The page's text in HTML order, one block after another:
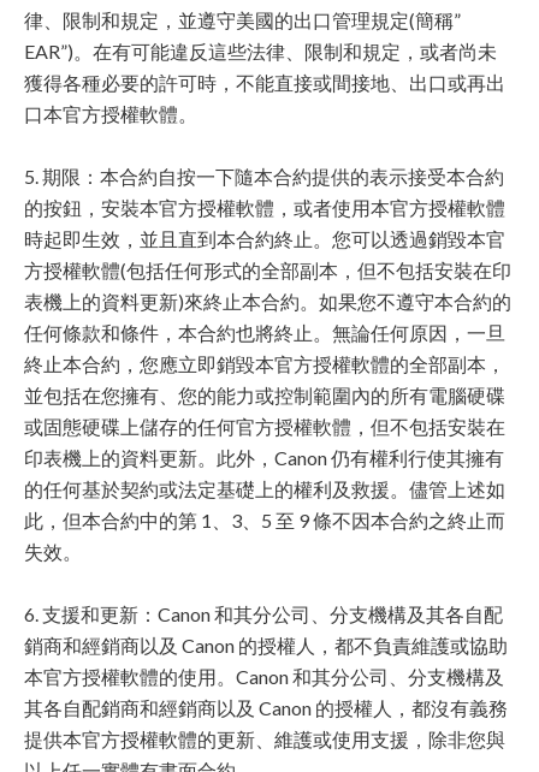
律、限制和規定，並遵守美國的出口管理規定(簡稱”
EAR”)。在有可能違反這些法律、限制和規定，或者尚未
獲得各種必要的許可時，不能直接或間接地、出口或再出
口本官方授權軟體。
5. 期限：本合約自按一下隨本合約提供的表示接受本合約
的按鈕，安裝本官方授權軟體，或者使用本官方授權軟體
時起即生效，並且直到本合約終止。您可以透過銷毀本官
方授權軟體(包括任何形式的全部副本，但不包括安裝在印
表機上的資料更新)來終止本合約。如果您不遵守本合約的
任何條款和條件，本合約也將終止。無論任何原因，一旦
終止本合約，您應立即銷毀本官方授權軟體的全部副本，
並包括在您擁有、您的能力或控制範圍內的所有電腦硬碟
或固態硬碟上儲存的任何官方授權軟體，但不包括安裝在
印表機上的資料更新。此外，Canon 仍有權利行使其擁有
的任何基於契約或法定基礎上的權利及救援。儘管上述如
此，但本合約中的第 1、3、5 至 9 條不因本合約之終止而
失效。
6. 支援和更新：Canon 和其分公司、分支機構及其各自配
銷商和經銷商以及 Canon 的授權人，都不負責維護或協助
本官方授權軟體的使用。Canon 和其分公司、分支機構及
其各自配銷商和經銷商以及 Canon 的授權人，都沒有義務
提供本官方授權軟體的更新、維護或使用支援，除非您與